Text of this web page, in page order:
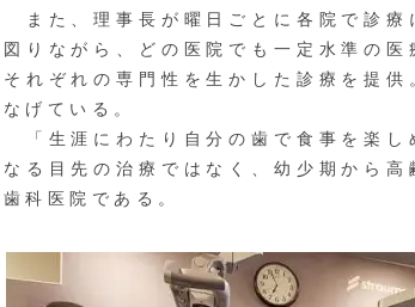
また、理事長が曜日ごとに各院で診療
図りながら、どの医院でも一定水準の
それぞれの専門性を生かした診療を提
なげている。
「生涯にわたり自分の歯で食事を楽し
なる目先の治療ではなく、幼少期から
歯科医院である。